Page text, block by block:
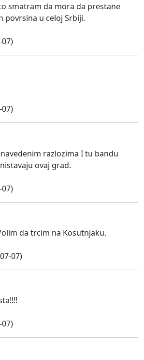
smatram da mora da prestane
povrsina u celoj Srbiji.
razlozima I tu bandu
ovaj grad.
da trcim na Kosutnjaku.
07)